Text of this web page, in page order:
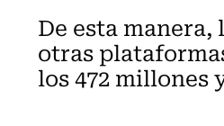
De esta
otras
los 472 millones